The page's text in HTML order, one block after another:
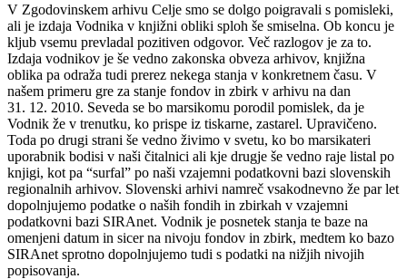
V Zgodovinskem arhivu Celje smo se dolgo poigravali s pomisleki,
ali je izdaja Vodnika v knjižni obliki sploh še smiselna. Ob koncu je
kljub vsemu prevladal pozitiven odgovor. Več razlogov je za to.
Izdaja vodnikov je še vedno zakonska obveza arhivov, knjižna
oblika pa odraža tudi prerez nekega stanja v konkretnem času. V
našem primeru gre za stanje fondov in zbirk v arhivu na dan
31. 12. 2010. Seveda se bo marsikomu porodil pomislek, da je
Vodnik že v trenutku, ko prispe iz tiskarne, zastarel. Upravičeno.
Toda po drugi strani še vedno živimo v svetu, ko bo marsikateri
uporabnik bodisi v naši čitalnici ali kje drugje še vedno raje listal po
knjigi, kot pa “surfal” po naši vzajemni podatkovni bazi slovenskih
regionalnih arhivov. Slovenski arhivi namreč vsakodnevno že par let
dopolnjujemo podatke o naših fondih in zbirkah v vzajemni
podatkovni bazi SIRAnet. Vodnik je posnetek stanja te baze na
omenjeni datum in sicer na nivoju fondov in zbirk, medtem ko bazo
SIRAnet sprotno dopolnjujemo tudi s podatki na nižjih nivojih
popisovanja.